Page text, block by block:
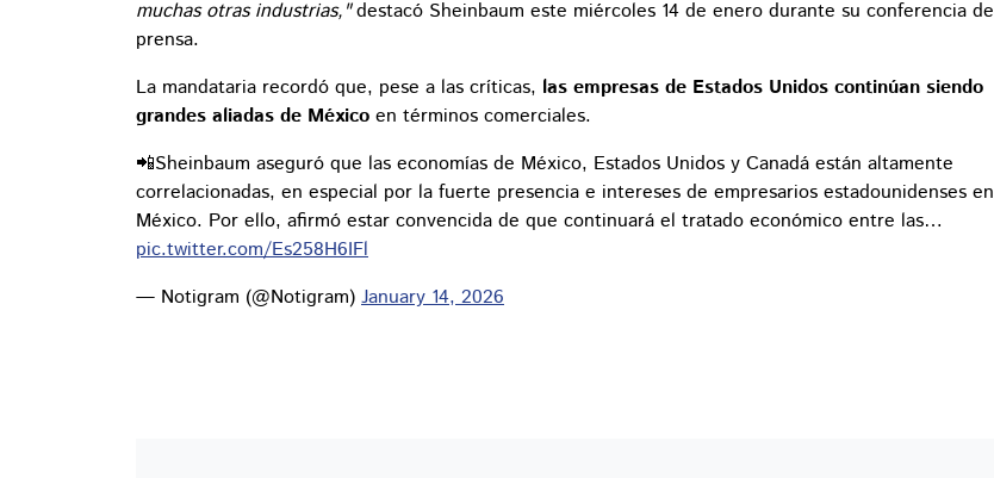
muchas otras industrias,"destacó Sheinbaum este miércoles 14 de enero durante su conferencia de
prensa.
La mandataria recordó que, pese a las críticas, las empresas de Estados Unidos continúan siendo
grandes aliadas de México en términos comerciales.
📲Sheinbaum aseguró que las economías de México, Estados Unidos y Canadá están altamente
correlacionadas, en especial por la fuerte presencia e intereses de empresarios estadounidenses en
México. Por ello, afirmó estar convencida de que continuará el tratado económico entre las…
pic.twitter.com/Es258H6IFl
— Notigram (@Notigram) January 14, 2026